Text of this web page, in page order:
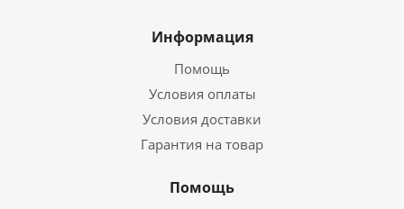
Информация
Помощь
Условия оплаты
Условия доставки
Гарантия на товар
Помощь